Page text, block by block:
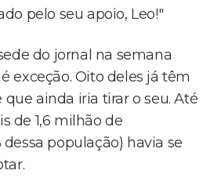
pelo seu apoio, Leo!"
do jornal na semana
exceção. Oito deles já têm
ainda iria tirar o seu. Até
de 1,6 milhão de
população) havia se